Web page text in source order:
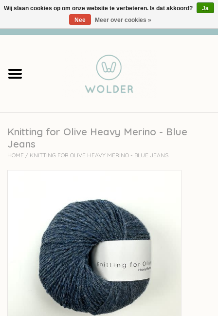
Garens
Accessoires
workshops
Over wolder
Knitting for Olive Heavy Merino - Blue
Jeans
HOME / KNITTING FOR OLIVE HEAVY MERINO - BLUE JEANS
Wij slaan cookies op om onze website te verbeteren. Is dat akkoord?
Ja
Nee
Meer over cookies »